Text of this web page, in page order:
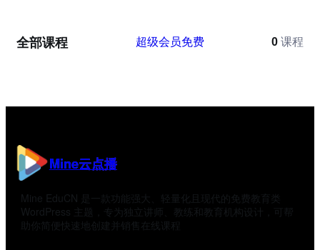
全部课程 超级会员免费 0 课程
Mine云点播
Mine EduCN 是一款功能强大、轻量化且现代的免费教育类
WordPress 主题，专为独立讲师、教练和教育机构设计，可帮
助你简便快速地创建并销售在线课程